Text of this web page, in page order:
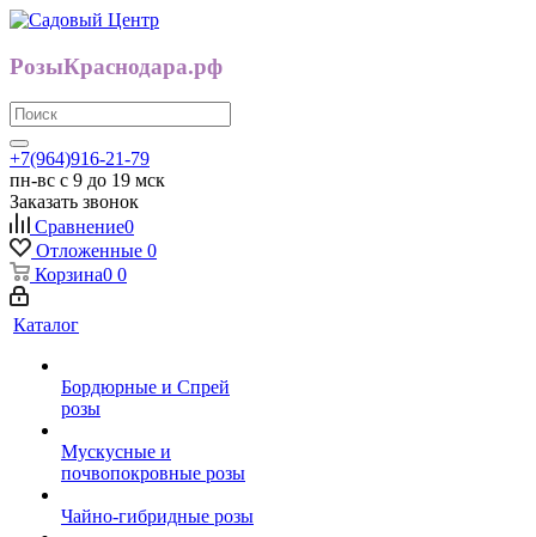
РозыКраснодара.рф
+7(964)916-21-79
пн-вс с 9 до 19 мск
Заказать звонок
Сравнение0
Отложенные 0
Корзина0 0
Каталог
Бордюрные и Спрей
розы
Мускусные и
почвопокровные розы
Чайно-гибридные розы